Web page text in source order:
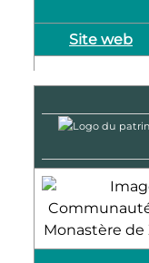
Site web
Monastère